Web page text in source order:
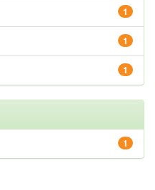
1
1
1
1